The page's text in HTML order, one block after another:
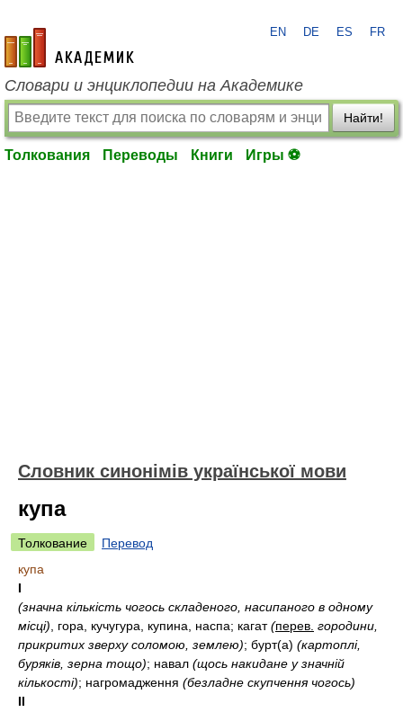
academic.ru
EN DE ES FR
Словари и энциклопедии на Академике
Найти!
Толкования Переводы Книги Игры ⚽
Словник синонімів української мови
купа
Толкование
Перевод
купа
I
(значна кількість чогось складеного, насипаного в одному
місці) , гора, кучугура, купина, наспа; кагат(перев. городини,
прикритих зверху соломою, землею); бурт(а) (картоплі,
буряків, зерна тощо); навал (щось накидане у значній
кількості); нагромадження (безладне скупчення чогось)
II